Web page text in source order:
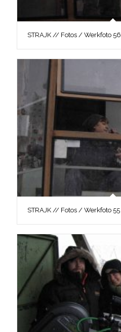
STRAJK // Fotos / Werkfoto 56
STRAJK // Fotos / Werkfoto 55